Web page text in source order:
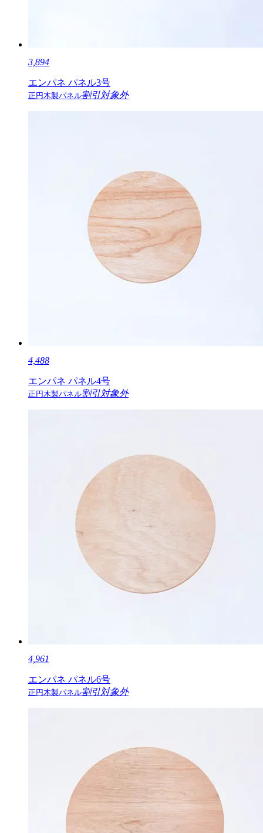
3,894
エンパネ パネル3号
正円木製パネル割引対象外
4,488
エンパネ パネル4号
正円木製パネル割引対象外
4,961
エンパネ パネル6号
正円木製パネル割引対象外